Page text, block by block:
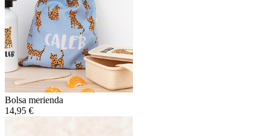
Bolsa merienda
14,95 €